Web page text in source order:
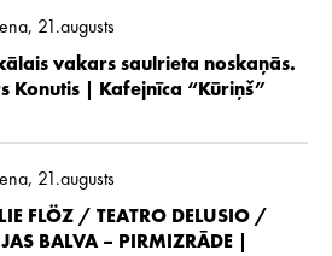
21.augusts
vakars saulrieta noskaņās.
Konutis | Kafejnīca “Kūriņš”
21.augusts
FLÖZ / TEATRO DELUSIO /
BALVA – PIRMIZRĀDE |